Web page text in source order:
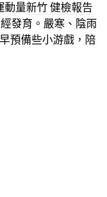
動量新竹 健檢報告
發育。嚴寒、陰雨
預備些小游戲，陪